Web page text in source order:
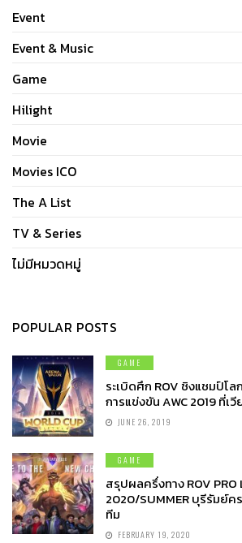
Event
Event & Music
Game
Hilight
Movie
Movies ICO
The A List
TV & Series
ไม่มีหมวดหมู่
POPULAR POSTS
GAME
ระเบิดศึก ROV ชิงแชมป์โ
การแข่งขัน AWC 2019 ที่เ
JUNE 26, 2019
GAME
สรุปผลครึ่งทาง ROV PRO
2020/SUMMER บุรีรัมย์ค
ทีม
FEBRUARY 19, 2020